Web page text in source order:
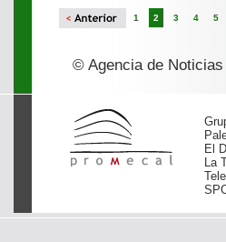
1 2 3 4 5
© Agencia de
El
La